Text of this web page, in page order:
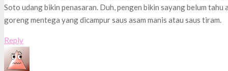
Soto udang bikin penasaran. Duh, pengen bikin sayang belum
goreng mentega yang dicampur saus asam manis atau saus tiram.
Reply